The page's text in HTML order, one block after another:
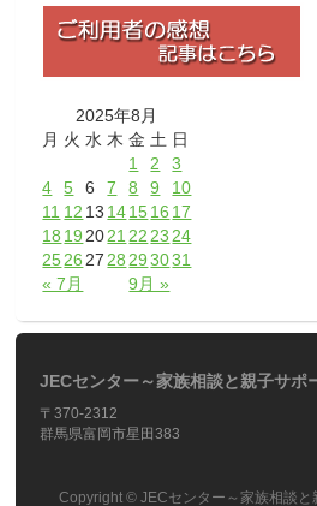
2025年8月
月 火 水 木 金 土 日
« 7月 9月 »
1 2
3
4
5 6 7 8 9
10
11 12 13 141516 17
18 19 2021 22 23 24
2526 27 28 29 3031
JECセンター～家族相談と親子サポ
〒370-2312
群馬県富岡市星田383
Copyright © JECセンター～家族相談と